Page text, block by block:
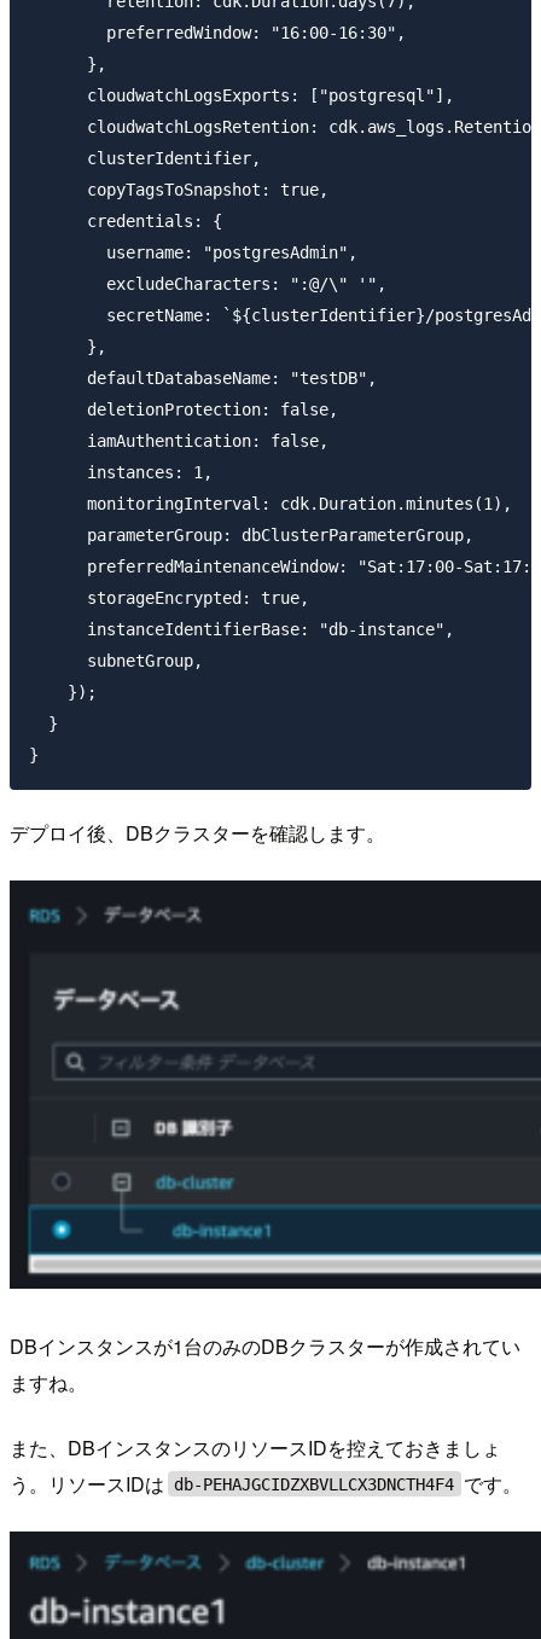
        preferredWindow: "16:00-16:30",
      },
      cloudwatchLogsExports: ["postgresql"],
cloudwatchLogsRetention:
      clusterIdentifier,
      copyTagsToSnapshot: true,
      credentials: {
        username: "postgresAdmin",
        excludeCharacters: ":@/\" '",
secretName: `${clusterIdentifier}/
      },
      defaultDatabaseName: "testDB",
      deletionProtection: false,
      iamAuthentication: false,
      instances: 1,
      monitoringInterval: cdk.Duration.minutes(1),
      parameterGroup: dbClusterParameterGroup,
preferredMaintenanceWindow: "Sat:17:00-
      storageEncrypted: true,
      instanceIdentifierBase: "db-instance",
      subnetGroup,
    });
  }
デプロイ後、DBクラスターを確認します。
DBインスタンスが1台のみのDBクラスターが作成されてい
ますね。
また、DBインスタンスのリソースIDを控えておきましょ
う。リソースIDは
db-PEHAJGCIDZXBVLLCX3DNCTH4F4 です。